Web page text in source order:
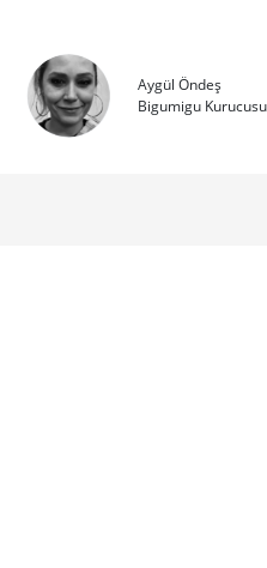
Aygül Öndeş
Bigumigu Kurucusu